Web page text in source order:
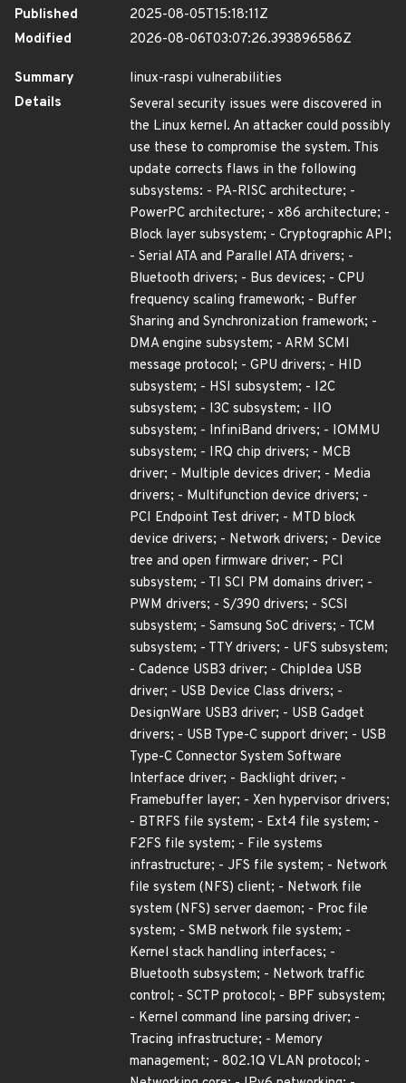
Published
2025-08-05T15:18:11Z
Modified
2026-08-06T03:07:26.393896586Z
Summary
linux-raspi vulnerabilities
Details
Several security issues were discovered in
the Linux kernel. An attacker could possibly
use these to compromise the system. This
update corrects flaws in the following
subsystems: - PA-RISC architecture; -
PowerPC architecture; - x86 architecture; -
Block layer subsystem; - Cryptographic API;
- Serial ATA and Parallel ATA drivers; -
Bluetooth drivers; - Bus devices; - CPU
frequency scaling framework; - Buffer
Sharing and Synchronization framework; -
DMA engine subsystem; - ARM SCMI
message protocol; - GPU drivers; - HID
subsystem; - HSI subsystem; - I2C
subsystem; - I3C subsystem; - IIO
subsystem; - InfiniBand drivers; - IOMMU
subsystem; - IRQ chip drivers; - MCB
driver; - Multiple devices driver; - Media
drivers; - Multifunction device drivers; -
PCI Endpoint Test driver; - MTD block
device drivers; - Network drivers; - Device
tree and open firmware driver; - PCI
subsystem; - TI SCI PM domains driver; -
PWM drivers; - S/390 drivers; - SCSI
subsystem; - Samsung SoC drivers; - TCM
subsystem; - TTY drivers; - UFS subsystem;
- Cadence USB3 driver; - ChipIdea USB
driver; - USB Device Class drivers; -
DesignWare USB3 driver; - USB Gadget
drivers; - USB Type-C support driver; - USB
Type-C Connector System Software
Interface driver; - Backlight driver; -
Framebuffer layer; - Xen hypervisor drivers;
- BTRFS file system; - Ext4 file system; -
F2FS file system; - File systems
infrastructure; - JFS file system; - Network
file system (NFS) client; - Network file
system (NFS) server daemon; - Proc file
system; - SMB network file system; -
Kernel stack handling interfaces; -
Bluetooth subsystem; - Network traffic
control; - SCTP protocol; - BPF subsystem;
- Kernel command line parsing driver; -
Tracing infrastructure; - Memory
management; - 802.1Q VLAN protocol; -